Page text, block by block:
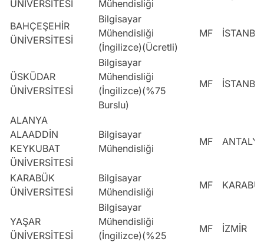
ÜNİVERSİTESİ
Mühendisliği
BAHÇEŞEHİR
ÜNİVERSİTESİ
Bilgisayar
Mühendisliği
(İngilizce)(Ücretli)
MF
ÜSKÜDAR
ÜNİVERSİTESİ
Bilgisayar
Mühendisliği
(İngilizce)(%75
Burslu)
MF
ALANYA
ALAADDİN
KEYKUBAT
ÜNİVERSİTESİ
Bilgisayar
Mühendisliği
MF ANTALYA
KARABÜK
ÜNİVERSİTESİ
Bilgisayar
Mühendisliği
MF
YAŞAR
ÜNİVERSİTESİ
Bilgisayar
Mühendisliği
(İngilizce)(%25
MF İZMİR